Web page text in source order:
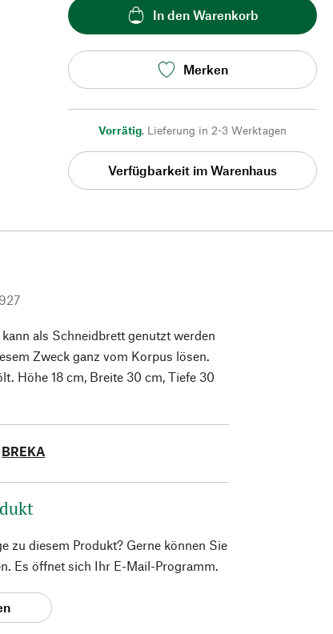
In den Warenkorb
Merken
Vorrätig, Lieferung in 2-3 Werktagen
Verfügbarkeit im Warenhaus
als Schneidbrett genutzt werden
Zweck ganz vom Korpus lösen.
Höhe 18 cm, Breite 30 cm, Tiefe 30
BREKA
zu diesem Produkt? Gerne können Sie
Es öffnet sich Ihr E-Mail-Programm.